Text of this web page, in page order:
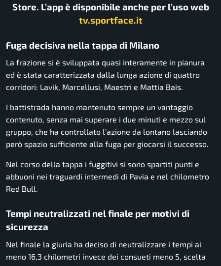
Store. L’app è disponibile anche per l’uso web
tv.sportface.it
Fuga decisiva nella tappa di Milano
La frazione si è sviluppata quasi interamente in pianura
ed è stata caratterizzata dalla lunga azione di quattro
corridori: Lavik, Marcellusi, Maestri e Mattia Bais.
I battistrada hanno mantenuto sempre un vantaggio
contenuto, senza mai superare i due minuti e mezzo sul
gruppo, che ha controllato l’azione da lontano lasciando
però spazio sufficiente alla fuga per giocarsi il successo.
Nel corso della tappa i fuggitivi si sono spartiti punti e
abbuoni nei traguardi intermedi di Pavia e nel chilometro
Red Bull.
Tempi neutralizzati nel finale per motivi di
sicurezza
Nel finale la giuria ha deciso di neutralizzare i tempi ai
meno 16,3 chilometri invece dei consueti meno 5, scelta